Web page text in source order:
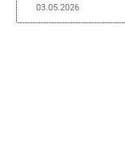
03.05.2026